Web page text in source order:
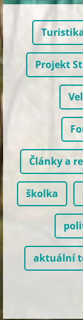
Projekt
Články a
školka
aktuální